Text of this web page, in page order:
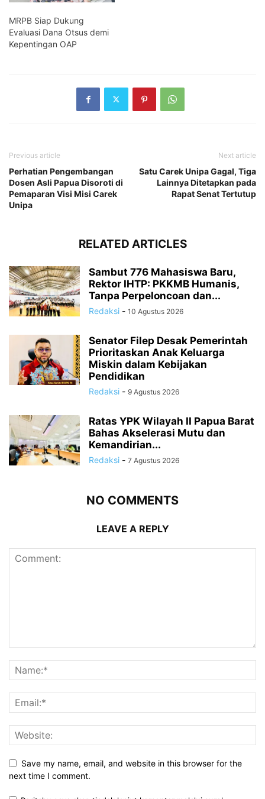
MRPB Siap Dukung
Evaluasi Dana Otsus demi
Kepentingan OAP
Previous article
Perhatian Pengembangan
Dosen Asli Papua Disoroti di
Pemaparan Visi Misi Carek
Unipa
Next article
Satu Carek Unipa Gagal, Tiga
Lainnya Ditetapkan pada
Rapat Senat Tertutup
RELATED ARTICLES
Sambut 776 Mahasiswa Baru,
Rektor IHTP: PKKMB Humanis,
Tanpa Perpeloncoan dan...
Redaksi - 10 Agustus 2026
Senator Filep Desak Pemerintah
Prioritaskan Anak Keluarga
Miskin dalam Kebijakan
Pendidikan
Redaksi - 9 Agustus 2026
Ratas YPK Wilayah II Papua Barat
Bahas Akselerasi Mutu dan
Kemandirian...
Redaksi - 7 Agustus 2026
NO COMMENTS
LEAVE A REPLY
Save my name, email, and website in this browser for the
next time I comment.